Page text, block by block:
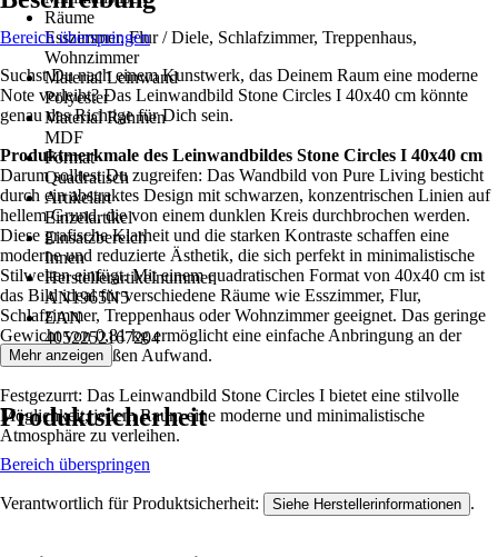
Räume
Esszimmer, Flur / Diele, Schlafzimmer, Treppenhaus,
Wohnzimmer
Material Leinwand
Polyester
Material Rahmen
MDF
Format
Quadratisch
Artikelart
Einzelartikel
Einsatzbereich
Innen
Herstellerartikelnummer
AN1965N5
EAN
4052252167204
Bereich überspringen
Suchst Du nach einem Kunstwerk, das Deinem Raum eine moderne
Note verleiht? Das Leinwandbild Stone Circles I 40x40 cm könnte
genau das Richtige für Dich sein.
Produktmerkmale des Leinwandbildes Stone Circles I 40x40 cm
Darum solltest Du zugreifen: Das Wandbild von Pure Living besticht
durch ein abstraktes Design mit schwarzen, konzentrischen Linien auf
hellem Grund, die von einem dunklen Kreis durchbrochen werden.
Diese grafische Klarheit und die starken Kontraste schaffen eine
moderne und reduzierte Ästhetik, die sich perfekt in minimalistische
Stilwelten einfügt. Mit einem quadratischen Format von 40x40 cm ist
das Bild ideal für verschiedene Räume wie Esszimmer, Flur,
Schlafzimmer, Treppenhaus oder Wohnzimmer geeignet. Das geringe
Gewicht von 0,81 kg ermöglicht eine einfache Anbringung an der
Wand, ohne großen Aufwand.
Festgezurrt: Das Leinwandbild Stone Circles I bietet eine stilvolle
Möglichkeit, jedem Raum eine moderne und minimalistische
Atmosphäre zu verleihen.
Mehr anzeigen
Produktsicherheit
Bereich überspringen
Verantwortlich für Produktsicherheit: Siehe Herstellerinformationen .